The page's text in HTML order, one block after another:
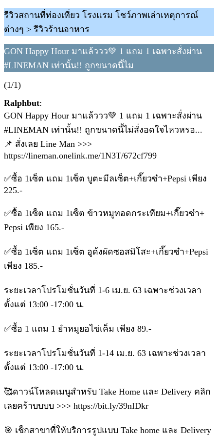
รีวิวสถานที่ท่องเที่ยว โรงแรม โชว์ภาพเล่าเหตุการณ์
ต่างๆ > รีวิวร้านอาหาร
GON Happy Hour มาแล้ววว💚 1 แถม 1 เฉพาะสั่งผ่าน
#LINEMAN เท่านั้น!! ถูกขนาดนี้ไม
(1/1)
Ralphbut:
GON Happy Hour มาแล้ววว💚 1 แถม 1 เฉพาะสั่งผ่าน
#LINEMAN เท่านั้น!! ถูกขนาดนี้ไม่สั่งอดใจไหวหรอ...
📌 สั่งเลย Line Man >>>
https://lineman.onelink.me/1N3T/672cf799
✅ซื้อ 1เซ็ต แถม 1เซ็ต บูตะมีลเซ็ต+เกี๊ยวซ๋า+Pepsi เพียง
225.-
✅ซื้อ 1เซ็ต แถม 1เซ็ต ข้าวหมูทอดกระเทียม+เกี๊ยวซ๋า+
Pepsi เพียง 165.-
✅ซื้อ 1เซ็ต แถม 1เซ็ต อูด้งผัดซอสมิโสะ+เกี๊ยวซ๋า+Pepsi
เพียง 185.-
ระยะเวลาโปรโมชั่นวันที่ 1-6 เม.ย. 63 เฉพาะช่วงเวลา
ตั้งแต่ 13:00 -17:00 น.
✅ซื้อ 1 แถม 1 ยำหมูยอไข่เค็ม เพียง 89.-
ระยะเวลาโปรโมชั่นวันที่ 1-14 เม.ย. 63 เฉพาะช่วงเวลา
ตั้งแต่ 13:00 -17:00 น.
🥰ดาวน์โหลดเมนูสำหรับ Take Home และ Delivery คลิก
เลยคร้าบบบบ >>> https://bit.ly/39nIDkr
🎯 เช็กสาขาที่ให้บริการรูปแบบ Take home และ Delivery